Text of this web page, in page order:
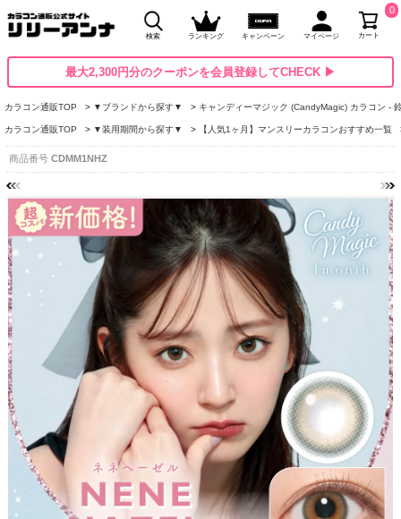
検索 ランキング キャンペーン マイページ カート
0
最大2,300円分のクーポンを会員登録してCHECK ▶
カラコン通販TOP ▼ブランドから探す▼ キャンディーマジック (CandyMagic) カラコン -
カラコン通販TOP ▼装用期間から探す▼ 【人気1ヶ月】マンスリーカラコンおすすめ一覧
商品番号 CDMM1NHZ